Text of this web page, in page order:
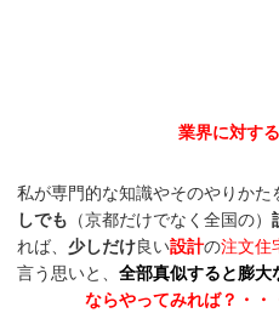
業界に対す
私が専門的な知識やそのやりかた
しでも （京都だけでなく全国の）
れば、 少しだけ 良い設計の注文住
言う思いと、 全部真似すると膨大
ならやってみれば？・・